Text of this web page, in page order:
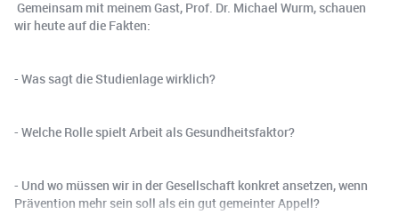
Gemeinsam mit meinem Gast, Prof. Dr. Michael Wurm, schauen
wir heute auf die Fakten:
- Was sagt die Studienlage wirklich?
- Welche Rolle spielt Arbeit als Gesundheitsfaktor?
- Und wo müssen wir in der Gesellschaft konkret ansetzen, wenn
Prävention mehr sein soll als ein gut gemeinter Appell?